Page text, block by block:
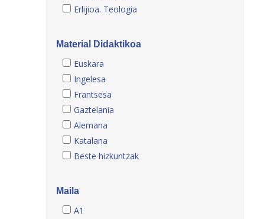
Erlijioa. Teologia
Material Didaktikoa
Euskara
Ingelesa
Frantsesa
Gaztelania
Alemana
Katalana
Beste hizkuntzak
Maila
A1